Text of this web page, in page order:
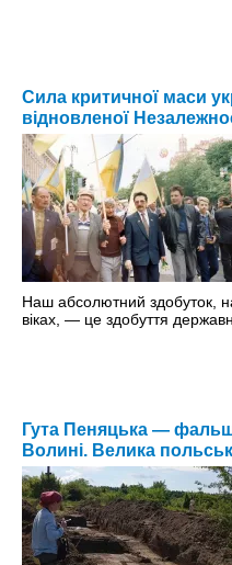
Сила критичної маси
відновленої
Наш абсолютний здобуток,
віках, — це здобуття
Гута Пеняцька —
Волині. Велика